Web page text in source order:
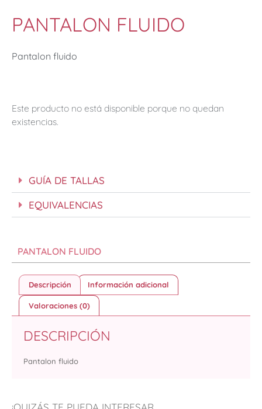
PANTALON FLUIDO
Pantalon fluido
Este producto no está disponible porque no quedan
existencias.
GUÍA DE TALLAS
EQUIVALENCIAS
PANTALON FLUIDO
Descripción Información adicional
Valoraciones (0)
DESCRIPCIÓN
Pantalon fluido